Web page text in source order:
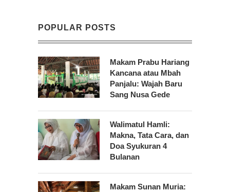
POPULAR POSTS
Makam Prabu Hariang
Kancana atau Mbah
Panjalu: Wajah Baru
Sang Nusa Gede
Walimatul Hamli:
Makna, Tata Cara, dan
Doa Syukuran 4
Bulanan
Makam Sunan Muria: